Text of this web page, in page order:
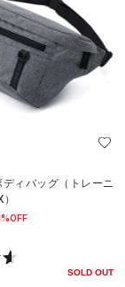
ィバッグ（トレーニ
SOLD OUT